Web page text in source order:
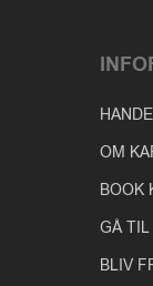
OM
BOOK
GÅ TIL
BLIV